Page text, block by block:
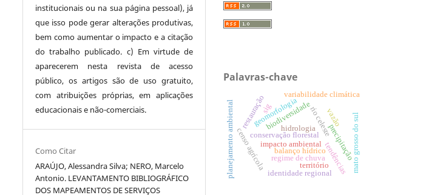
institucionais ou na sua página pessoal), já
que isso pode gerar alterações produtivas,
bem como aumentar o impacto e a citação
do trabalho publicado. c) Em virtude de
aparecerem nesta revista de acesso
público, os artigos são de uso gratuito,
com atribuições próprias, em aplicações
educacionais e não-comerciais.
Como Citar
ARAÚJO, Alessandra Silva; NERO, Marcelo
Antonio. LEVANTAMENTO BIBLIOGRÁFICO
DOS MAPEAMENTOS DE SERVIÇOS
Palavras-chave
conservação florestal
impacto ambiental
censo agrícola
biodiversidaderio celeste
tendências
precipitação
vazão
balanço hídrico
geomorfologia
hidrologia
planejamento ambiental regime de chuva
variabilidade climática
território
identidade regional mato grosso do sul
restauraçãosig